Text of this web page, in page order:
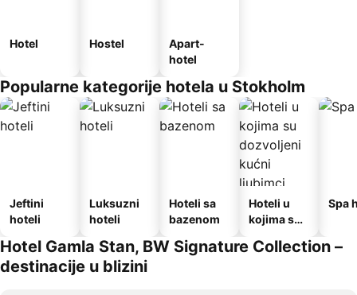
Hotel Hostel
Apart-
hotel
Popularne kategorije hotela u Stokholm
Jeftini
hoteli
Luksuzni
hoteli
Hoteli sa
bazenom
Hoteli u
kojima su
kućni
Spa
Hotel Gamla Stan, BW Signature Collection –
destinacije u blizini